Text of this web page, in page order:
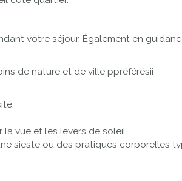
votre séjour. Également en
de nature et de ville ppréférésii
vue et les levers de soleil.
sieste ou des pratiques corporelles